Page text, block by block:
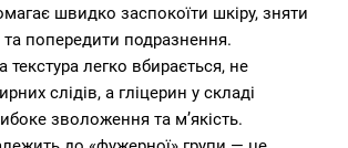
швидко заспокоїти шкіру, зняти
та попередити подразнення.
текстура легко вбирається, не
слідів, а гліцерин у складі
зволоження та м’якість.